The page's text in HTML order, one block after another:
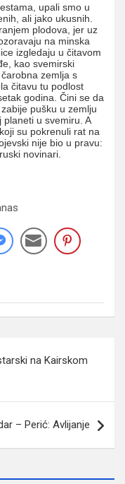
upali smo u
ali jako ukusnih.
plodova, jer uz
na minska
izgledaju u čitavom
kao svemirski
zemlja s
čitavu tu podlost
godina. Čini se da
pušku u zemlju
u svemiru. A
su pokrenuli rat na
nije bio u pravu:
novinari.
na Kairskom
– Perić: Avlijanje